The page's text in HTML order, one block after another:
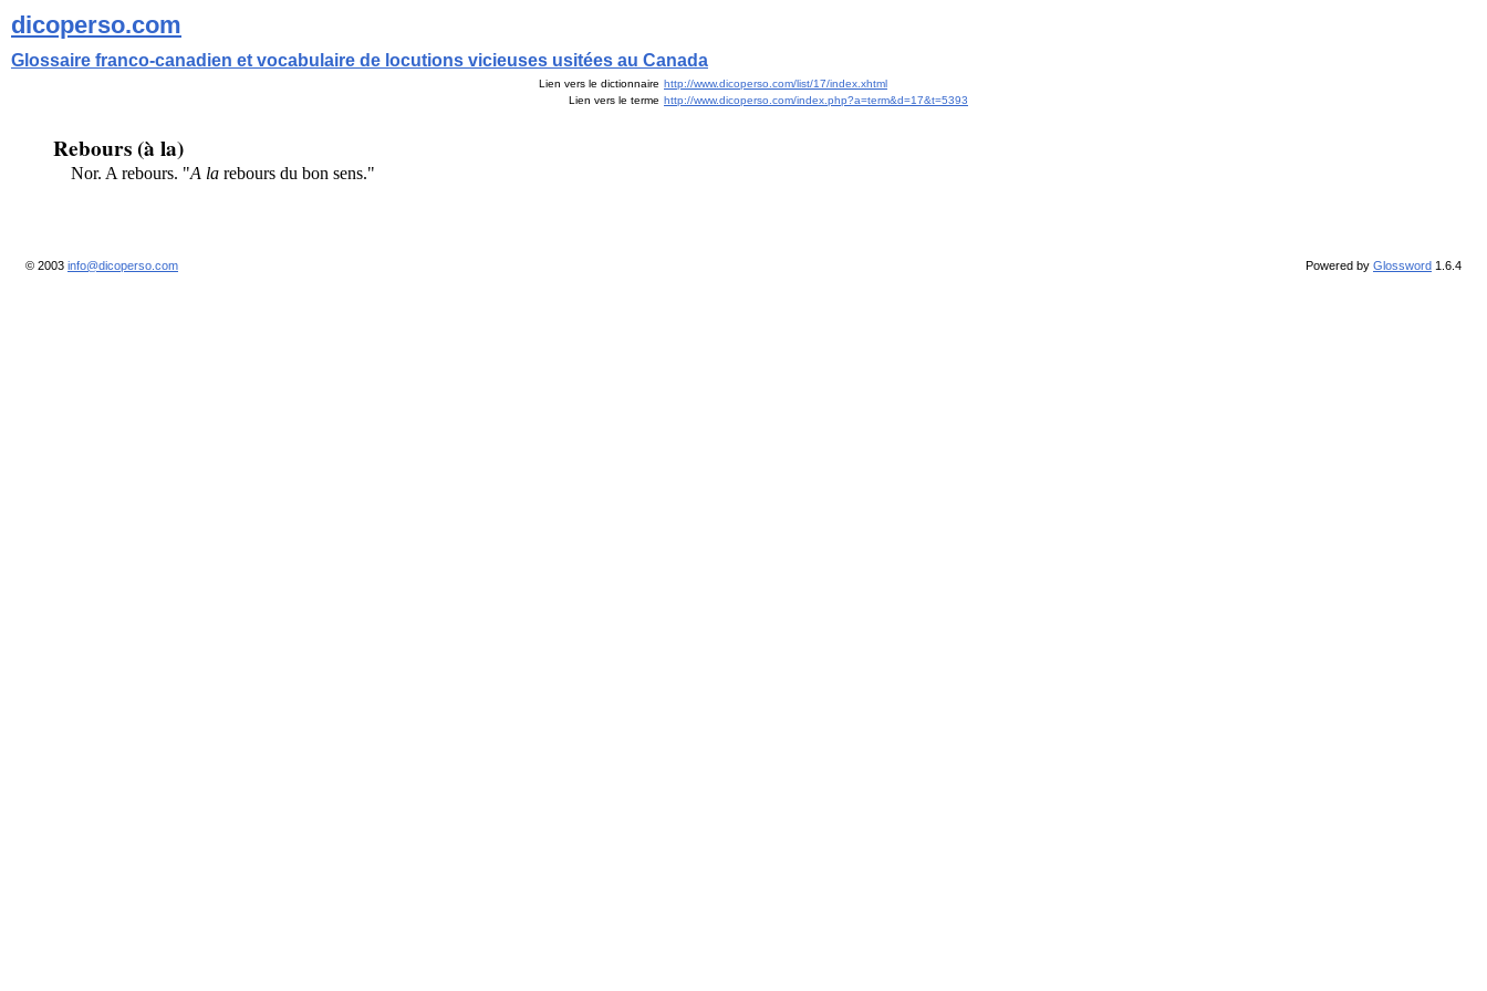
dicoperso.com
Glossaire franco-canadien et vocabulaire de locutions vicieuses usitées au Canada
Lien vers le dictionnaire http://www.dicoperso.com/list/17/index.xhtml
Lien vers le terme http://www.dicoperso.com/index.php?a=term&d=17&t=5393
Rebours (à la)
Nor. A rebours. "A larebours du bon sens."
© 2003 info@dicoperso.com Powered by Glossword 1.6.4